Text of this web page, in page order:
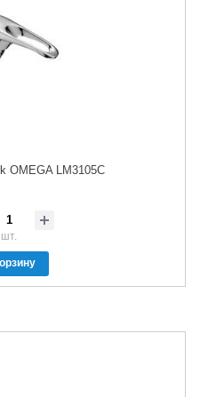
OMEGA LM3105C
шт.